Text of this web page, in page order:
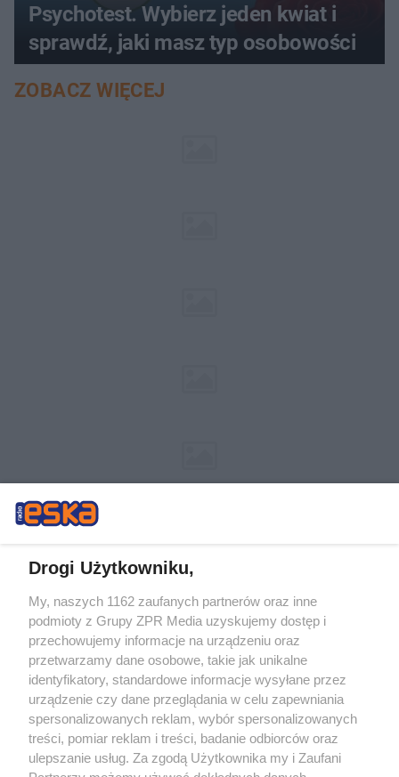
Psychotest. Wybierz jeden kwiat i
sprawdź, jaki masz typ osobowości
ZOBACZ WIĘCEJ
Żaden utwór zamieszczony w serwisie nie może być powielany i
rozpowszechniany lub dalej rozpowszechniany w jakikolwiek sposób (w
tym także elektroniczny lub mechaniczny) na jakimkolwiek polu
eksploatacji w jakiejkolwiek formie, włącznie z umieszczaniem w Internecie
bez pisemnej zgody właściciela praw. Jakiekolwiek użycie lub
wykorzystanie utworów w całości lub w części z naruszeniem prawa, tzn.
bez właściwej zgody, jest zabronione pod groźbą kary i może być ścigane
prawnie.
Drogi Użytkowniku,
My, naszych 1162 zaufanych partnerów oraz inne
podmioty z Grupy ZPR Media uzyskujemy dostęp i
przechowujemy informacje na urządzeniu oraz
przetwarzamy dane osobowe, takie jak unikalne
identyfikatory, standardowe informacje wysyłane przez
urządzenie czy dane przeglądania w celu zapewniania
spersonalizowanych reklam, wybór spersonalizowanych
treści, pomiar reklam i treści, badanie odbiorców oraz
ulepszanie usług. Za zgodą Użytkownika my i Zaufani